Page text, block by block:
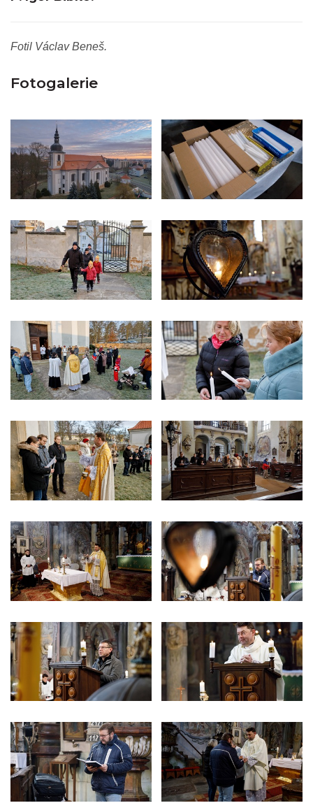
Fotil Václav Beneš.
Fotogalerie